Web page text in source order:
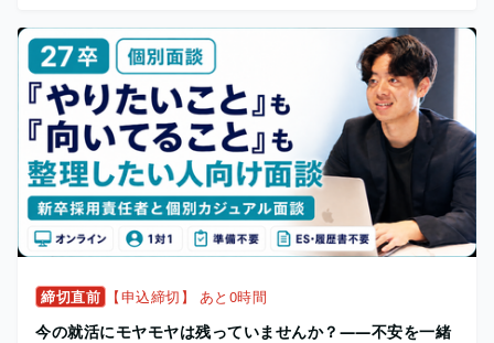
締切直前 【申込締切】 あと0時間
今の就活にモヤモヤは残っていませんか？——不安を一緒